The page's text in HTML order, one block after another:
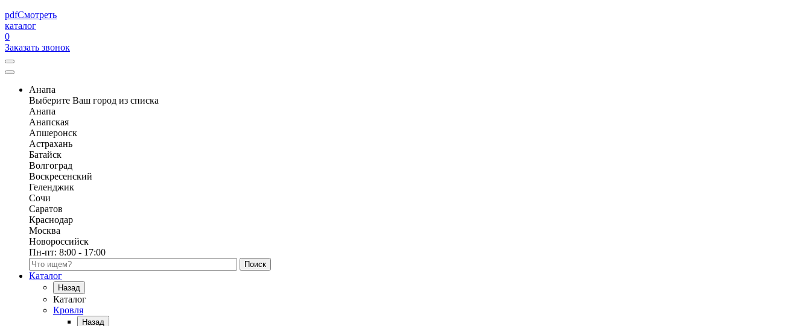
pdfСмотреть
каталог
0
Заказать звонок
Анапа
Выберите Ваш город из списка
Анапа
Анапская
Апшеронск
Астрахань
Батайск
Волгоград
Воскресенский
Геленджик
Сочи
Саратов
Краснодар
Москва
Новороссийск
Пн-пт: 8:00 - 17:00
Поиск по каталогу
Каталог
Назад
Каталог
Кровля
Назад